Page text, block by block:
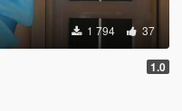
1 794 37
1.0